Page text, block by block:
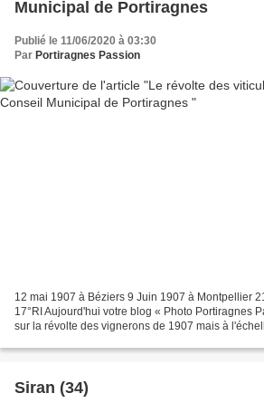
Municipal de Portiragnes
Publié le 11/06/2020 à 03:30
Par Portiragnes Passion
12 mai 1907 à Béziers 9 Juin 1907 à Montpellier
17°RI Aujourd'hui votre blog « Photo Portiragnes
sur la révolte des vignerons de 1907 mais à
Siran (34)